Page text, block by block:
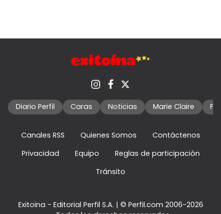
Diario Perfil Caras Noticias Marie Claire
Canales RSS Quienes Somos
Contáctenos
Privacidad
Equipo
Reglas de participación
Tránsito
Exitoina - Editorial Perfil S.A. | © Perfil.com 2006-2026